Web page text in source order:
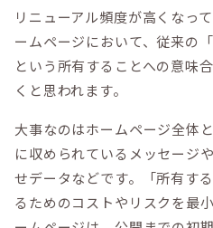
リニューアル頻度が高くなっ
ームページにおいて、従来の
という所有することへの意味
くと思われます。
大事なのはホームページ全体
に収められているメッセージ
せデータなどです。「所有す
るためのコストやリスクを最